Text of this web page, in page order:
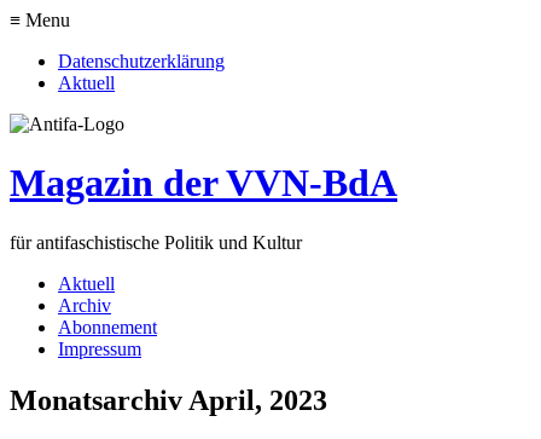
≡ Menu
Datenschutzerklärung
Aktuell
Magazin der VVN-BdA
für antifaschistische Politik und Kultur
Aktuell
Archiv
Abonnement
Impressum
Monatsarchiv April, 2023